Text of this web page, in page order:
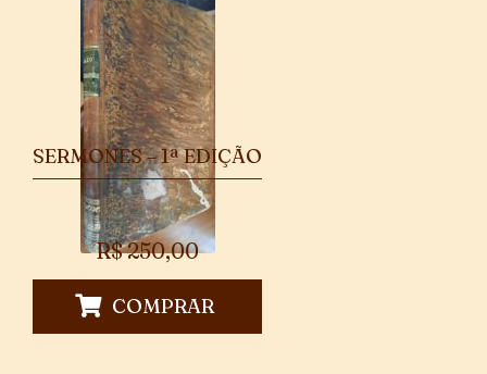
SERMONES – 1ª EDIÇÃO
R$250,00
COMPRAR